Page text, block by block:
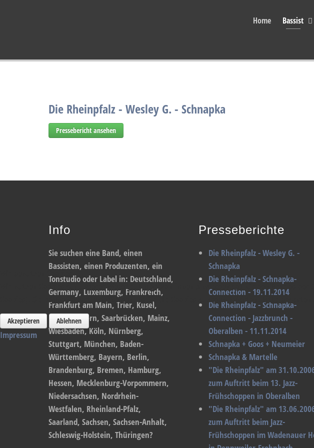
Home Bassist
Die Rheinpfalz - Wesley G. - Schnapka
Pressebericht ansehen
Info
Sie suchen eine Band, einen
Bassisten, einen Produzenten, ein
Tonstudio oder Label in: Deutschland,
Germany, Luxemburg, Frankreich,
Frankfurt am Main, Trier, Kusel,
Kaiserslautern, Saarbrücken, Mainz,
Wiesbaden, Köln, Nürnberg,
Stuttgart, München, Baden-
Württemberg, Bayern, Berlin,
Brandenburg, Bremen, Hamburg,
Hessen, Mecklenburg-Vorpommern,
Niedersachsen, Nordrhein-
Westfalen, Rheinland-Pfalz,
Saarland, Sachsen, Sachsen-Anhalt,
Schleswig-Holstein, Thüringen?
Presseberichte
Die Rheinpfalz - Wesley G. -
Schnapka
Die Rheinpfalz - Schnapka-
Connection - 19.11.2014
Die Rheinpfalz - Schnapka-
Connection - Jazzbrunch -
Oberalben - 11.11.2014
Schnapka + Goos + Neumeier
Schnapka & Martelle
"Die Rheinpfalz" am
zum Auftritt beim 13. Jazz-
Frühschoppen in Oberalben
"Die Rheinpfalz" am
zum Auftritt beim Jazz-
Frühschoppen im Wadenauer
Wir benutzen Cookies
Wir nutzen Cookies auf unserer Website. Einige von ihnen sind essenziell für den Betrieb
Cookies). Sie können selbst entscheiden, ob Sie die Cookies zulassen möchten. Bitte
Akzeptieren Ablehnen
Impressum